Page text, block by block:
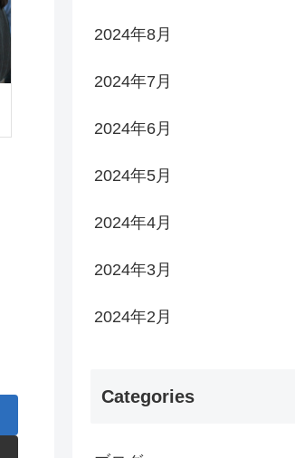
2024年8月
2024年7月
2024年6月
2024年5月
2024年4月
2024年3月
2024年2月
Categories